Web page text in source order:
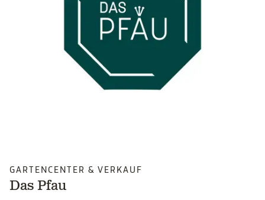
GARTENCENTER & VERKAUF
Das Pfau